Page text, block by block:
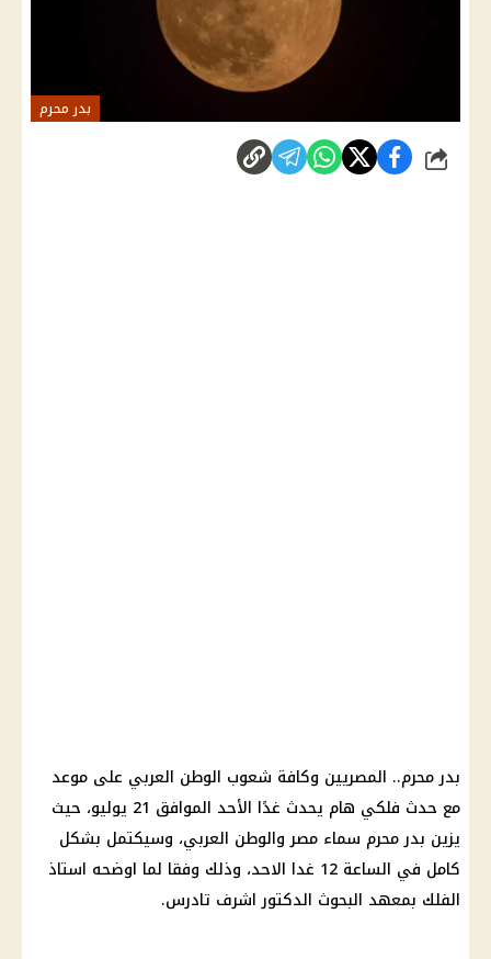
بدر محرم
شارك
بدر محرم.. المصريين وكافة شعوب الوطن العربي على موعد
مع حدث فلكي هام يحدث غدًا الأحد الموافق 21 يوليو، حيث
يزين بدر محرم سماء مصر والوطن العربي، وسيكتمل بشكل
كامل في الساعة 12 غدا الاحد، وذلك وفقا لما اوضحه استاذ
الفلك بمعهد البحوث الدكتور اشرف تادرس.